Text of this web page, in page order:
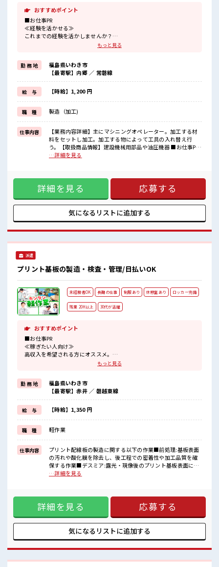
おすすめポイント
■お仕事PR
≪経験を活かせる≫
これまでの経験を活かしませんか？
≪プライベートが充実する≫
場合によってはお願いすることもありますが、
残業はほとんどナシ！
≪ラクラク制服アリ≫
制服があるので、
毎日の服装の悩み解消♪
≪自分に向いている仕事が探せる≫
困った事などがあれば、
担当がしっかりサポートします！
■職場の雰囲気
休憩室で自分タイム！
のんびりスマホチェック♪
残業はほとんどありません！
もっと見る
勤 務 地
福島県いわき市
【最寄駅】内郷 ／ 常磐線
給 与 【時給】1,200 円
職 種 製造（加工)
仕事内容
【業務内容詳細】主にマシニングオペレーター。加工する材
料をセットし加工。加工する物によって工具の入れ替え行
う。【取扱商品情報】建設機械用部品や油圧機器 ■お仕事PR
≪経験を活かせる≫ これまでの経験を活かしませんか？ ブラ
ることもありますが、 残業はほとんどナシ！ ≪ラクラク制服
アリ≫ 制服があるので、 毎日の服装の悩み解消♪ ≪自分に向
いている仕事が探せる≫ 困った事などがあれば、 担当がしっ
かりサポートします！ ■職場の雰囲気 休憩室で自分タイム！
のんびりスマホチェック♪ ロッカーあり！ 安心してお仕事に
集中♪ 残業はほとんどありません！
…詳細を見る
詳細を見る 応募する
気になるリストに追加する
派遣
プリント基板の製造・検査・管理/日払いOK
未経験者OK 長期の仕事 制服あり 休憩室あり ロッカー完備
残業 20H以上 30代が活躍
おすすめポイント
■お仕事PR
≪稼ぎたい人向け≫
高収入を希望される方にオススメ。
残業は月20時間以上あります♪
制服があるので、
毎日の服装の悩み解消♪
≪未経験の方も大カンゲイ≫
新しいことにチャレンジするのは不安だけど、
しっかり働く環境が整っています！
イチからスキルUP・ステップUP目指していきましょう！
≪収入アップを目指せる≫
高時給だらけの派遣のお仕事です！
■職場の雰囲気
仕事の合間の息抜きは休憩室で♪
持ち物が多いあなたにもぴったり☆
ロッカー付き職場♪
もっと見る
勤 務 地
福島県いわき市
【最寄駅】赤井 ／ 磐越東線
給 与 【時給】1,350 円
職 種 軽作業
仕事内容
プリント配線板の製造に関する以下の作業■前処理:基板表面
の汚れや酸化膜を除去し、後工程での密着性や加工品質を確
保する作業■デスミア:露光・現像後のプリント基板表面に残
ったドライフィルムの残渣や異物を除去する作業■露光:回路
回路形成工程後の基板について、パターン欠陥や異常の有無
を目視または検査装置で確認する作業。 ■お仕事PR ≪稼ぎた
い人向け≫ 高収入を希望される方にオススメ。 残業は月20時
間以上あります♪ ≪ラクラク制服アリ≫ 制服があるので、 毎
日の服装の悩み解消♪ ≪未経験の方も大カンゲイ≫ 新しいこ
とにチャレンジするのは不安だけど、 しっかり働く環境が整
ましょう！ ≪収入アップを目指せる≫ 高時給だらけの派遣の
お仕事です！ ■職場の雰囲気 仕事の合間の息抜きは休憩室で
…詳細を見る
詳細を見る 応募する
気になるリストに追加する